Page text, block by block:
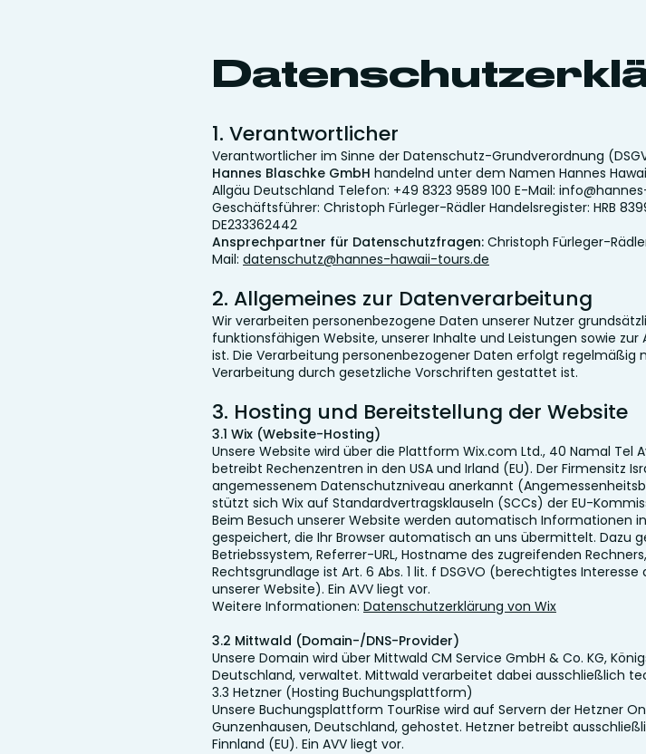
1. Verantwortlicher
Verantwortlicher im Sinne der Datenschutz-Grundverordnung
Hannes Blaschke GmbH handelnd unter dem Namen Hannes
Allgäu Deutschland Telefon: +49 8323 9589 100 E-Mail:
Geschäftsführer: Christoph Fürleger-Rädler Handelsregister: HRB
DE233362442
Ansprechpartner für Datenschutzfragen: Christoph Fürleger-
Mail: datenschutz@hannes-hawaii-tours.de
2. Allgemeines zur Datenverarbeitung
Wir verarbeiten personenbezogene Daten unserer Nutzer
funktionsfähigen Website, unserer Inhalte und Leistungen sowie
ist. Die Verarbeitung personenbezogener Daten erfolgt regelmäßig
Verarbeitung durch gesetzliche Vorschriften gestattet ist.
3. Hosting und Bereitstellung der Website
3.1 Wix (Website-Hosting)
Unsere Website wird über die Plattform Wix.com Ltd., 40 Namal Tel
betreibt Rechenzentren in den USA und Irland (EU). Der Firmensitz
angemessenem Datenschutzniveau anerkannt
stützt sich Wix auf Standardvertragsklauseln (SCCs) der EU-
Beim Besuch unserer Website werden automatisch Informationen
gespeichert, die Ihr Browser automatisch an uns übermittelt. Dazu
Betriebssystem, Referrer-URL, Hostname des zugreifenden
Rechtsgrundlage ist Art. 6 Abs. 1 lit. f DSGVO (berechtigtes
unserer Website). Ein AVV liegt vor.
Weitere Informationen: Datenschutzerklärung von Wix
3.2 Mittwald (Domain-/DNS-Provider)
Unsere Domain wird über Mittwald CM Service GmbH & Co. KG,
Deutschland, verwaltet. Mittwald verarbeitet dabei ausschließlich
3.3 Hetzner (Hosting Buchungsplattform)
Unsere Buchungsplattform TourRise wird auf Servern der Hetzner
Gunzenhausen, Deutschland, gehostet. Hetzner betreibt
Finnland (EU). Ein AVV liegt vor.